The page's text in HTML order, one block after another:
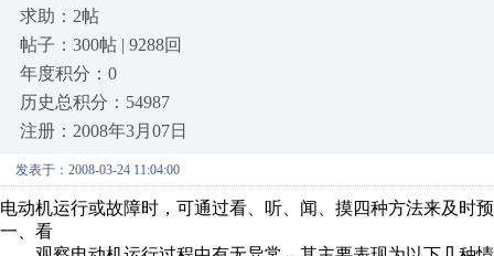
求助：2帖
帖子：300帖 | 9288回
年度积分：0
历史总积分：54987
注册：2008年3月07日
发表于：2008-03-24 11:04:00
电动机运行或故障时，可通过看、听、闻、摸四种方法来及时
一、看